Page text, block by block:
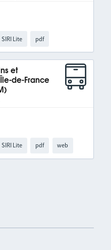
SIRI Lite pdf
et
de-France
SIRI Lite pdf web